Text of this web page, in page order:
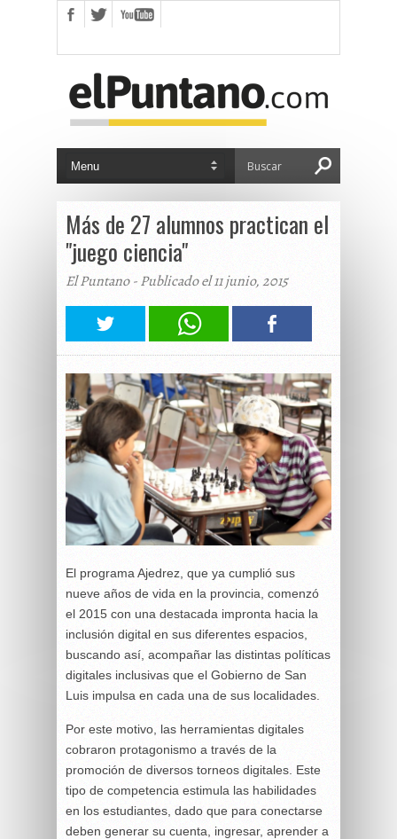
Más de 27 alumnos practican el
"juego ciencia"
El Puntano - Publicado el 11 junio, 2015
El programa Ajedrez, que ya cumplió sus
nueve años de vida en la provincia, comenzó
el 2015 con una destacada impronta hacia la
inclusión digital en sus diferentes espacios,
buscando así, acompañar las distintas políticas
digitales inclusivas que el Gobierno de San
Luis impulsa en cada una de sus localidades.
Por este motivo, las herramientas digitales
cobraron protagonismo a través de la
promoción de diversos torneos digitales. Este
tipo de competencia estimula las habilidades
en los estudiantes, dado que para conectarse
deben generar su cuenta, ingresar, aprender a